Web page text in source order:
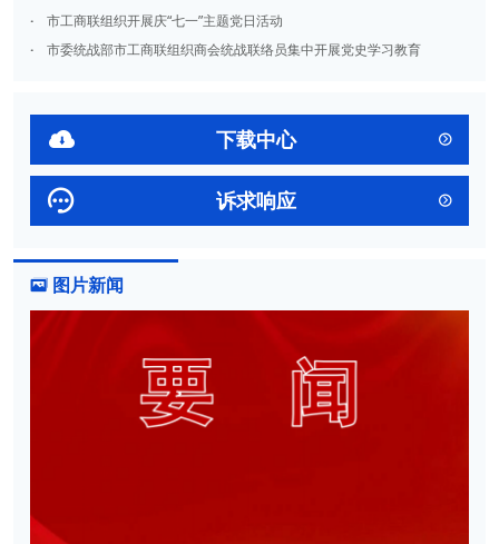
· 市工商联组织开展庆“七一”主题党日活动
· 市委统战部市工商联组织商会统战联络员集中开展党史学习教育
 下载中心 
 诉求响应 
 图片新闻